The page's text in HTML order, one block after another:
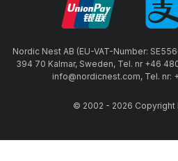
Nordic Nest AB (EU-VAT-Number:
394 70 Kalmar, Sweden, Tel. nr +46
info@nordicnest.com, Tel. nr:
© 2002 - 2026 Copyright